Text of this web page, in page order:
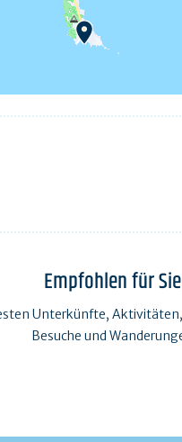
Empfohlen für Sie
Unterkünfte,
Besuche und